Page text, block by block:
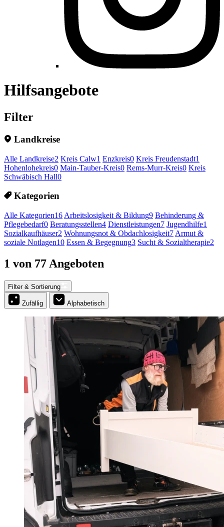
Hilfsangebote
Filter
Landkreise
Alle Landkreise2 Kreis Calw1 Enzkreis0 Kreis Freudenstadt1
Hohenlohekreis0 Main-Tauber-Kreis0 Rems-Murr-Kreis0 Kreis
Schwäbisch Hall0
Kategorien
Alle Kategorien16 Arbeitslosigkeit & Bildung9 Behinderung &
Pflegebedarf0 Beratungsstellen4 Dienstleistungen7 Jugendhilfe1
Sozialkaufhäuser2 Wohnungsnot & Obdachlosigkeit7 Armut &
soziale Notlagen10 Essen & Begegnung3 Sucht & Sozialtherapie2
1 von 77 Angeboten
Filter & Sortierung
Zufällig Alphabetisch